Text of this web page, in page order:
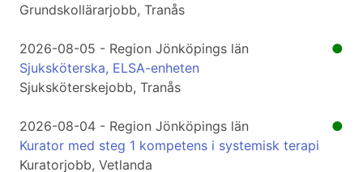
Grundskollärarjobb, Tranås
●
2026-08-05 - Region Jönköpings län
Sjuksköterska, ELSA-enheten
Sjuksköterskejobb, Tranås
●
2026-08-04 - Region Jönköpings län
Kurator med steg 1 kompetens i systemisk terapi
Kuratorjobb, Vetlanda